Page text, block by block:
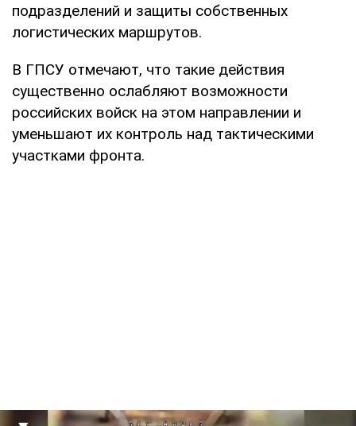
подразделений и защиты собственных
логистических маршрутов.
В ГПСУ отмечают, что такие действия
существенно ослабляют возможности
российских войск на этом направлении и
уменьшают их контроль над тактическими
участками фронта.